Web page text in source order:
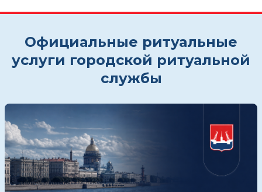
Официальные ритуальные
услуги городской ритуальной
службы